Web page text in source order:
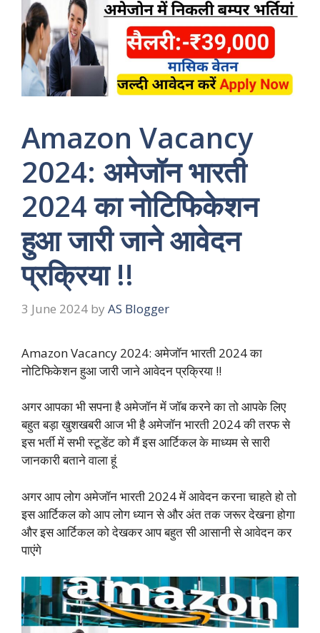
Amazon Vacancy
2024: अमेजॉन भारती
2024 का नोटिफिकेशन
हुआ जारी जाने आवेदन
प्रक्रिया !!
3 June 2024 by AS Blogger
Amazon Vacancy 2024: अमेजॉन भारती 2024 का
नोटिफिकेशन हुआ जारी जाने आवेदन प्रक्रिया !!
अगर आपका भी सपना है अमेजॉन में जॉब करने का तो आपके लिए
बहुत बड़ा खुशखबरी आज भी है अमेजॉन भारती 2024 की तरफ से
इस भर्ती में सभी स्टूडेंट को मैं इस आर्टिकल के माध्यम से सारी
जानकारी बताने वाला हूं
अगर आप लोग अमेजॉन भारती 2024 में आवेदन करना चाहते हो तो
इस आर्टिकल को आप लोग ध्यान से और अंत तक जरूर देखना होगा
और इस आर्टिकल को देखकर आप बहुत सी आसानी से आवेदन कर
पाएंगे